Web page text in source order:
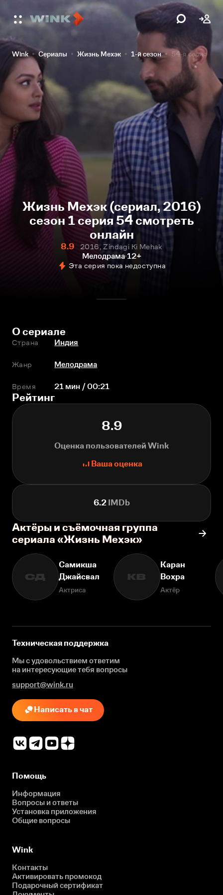
Wink Сериалы Жизнь Мехэк 1-й сезон 54-я серия
Жизнь Мехэк (сериал, 2016)
сезон 1 серия 54 смотреть
онлайн
8.9
2016, Zindagi Ki Mehak
Мелодрама 12+
Эта серия пока недоступна
О сериале
Страна Индия
Жанр Мелодрама
Время 21 мин / 00:21
Рейтинг
8.9
Оценка пользователей Wink
Ваша оценка
6.2IMDb
Актёры и съёмочная группа
сериала «Жизнь Мехэк»
СД
Самикша
Джайсвал
Актриса
КВ
Каран
Вохра
Актёр
Техническая поддержка
Мы с удовольствием ответим
на интересующиетебя вопросы
support@wink.ru
Написать в чат
Помощь
Информация
Вопросы и ответы
Установка приложения
Общие вопросы
Wink
Контакты
Активировать промокод
Подарочный сертификат